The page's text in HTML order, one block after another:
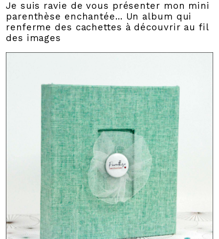
Je suis ravie de vous présenter mon mini
parenthèse enchantée... Un album qui
renferme des cachettes à découvrir au fil
des images